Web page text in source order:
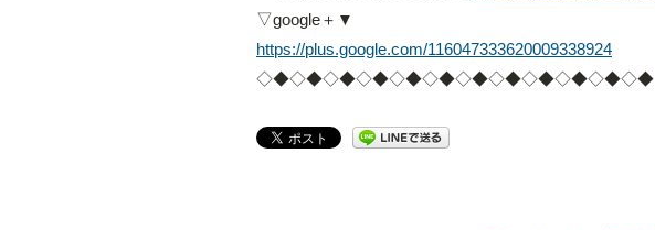
▽google＋▼
https://plus.google.com/116047333620009338924
◇◆◇◆◇◆◇◆◇◆◇◆◇◆◇◆◇◆◇◆◇◆◇◆